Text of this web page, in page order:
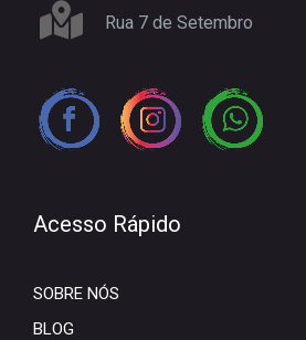
Rua 7 de Setembro
Acesso Rápido
SOBRE NÓS
BLOG